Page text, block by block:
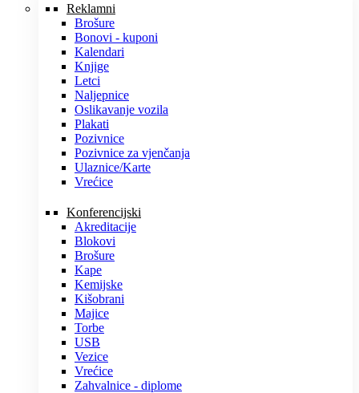
Reklamni
Brošure
Bonovi - kuponi
Kalendari
Knjige
Letci
Naljepnice
Oslikavanje vozila
Plakati
Pozivnice
Pozivnice za vjenčanja
Ulaznice/Karte
Vrećice
Konferencijski
Akreditacije
Blokovi
Brošure
Kape
Kemijske
Kišobrani
Majice
Torbe
USB
Vezice
Vrećice
Zahvalnice - diplome